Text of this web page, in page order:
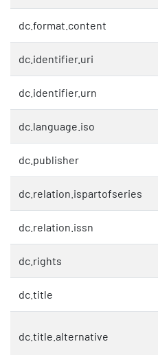
dc.format.content
dc.identifier.uri
dc.identifier.urn
dc.language.iso
dc.publisher
dc.relation.ispartofseries
dc.relation.issn
dc.rights
dc.title
dc.title.alternative